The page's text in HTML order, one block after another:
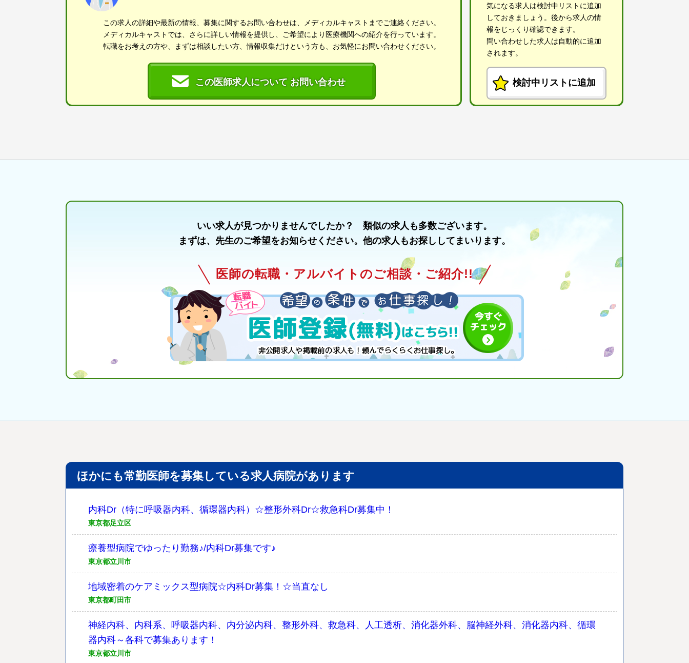
この求人の詳細や最新の情報、募集に関するお問い合わせは、メディカルキャストまでご連絡ください。
メディカルキャストでは、さらに詳しい情報を提供し、ご希望により医療機関への紹介を行っています。
転職をお考えの方や、まずは相談したい方、情報収集だけという方も、お気軽にお問い合わせください。
この医師求人について お問い合わせ
気になる求人は検討中リストに追加
しておきましょう。後から求人の情
報をじっくり確認できます。
問い合わせした求人は自動的に追加
されます。
検討中リストに追加
いい求人が見つかりませんでしたか？ 類似の求人も多数ございます。
まずは、先生のご希望をお知らせください。他の求人もお探ししてまいります。
医師の転職・アルバイトのご相談・ご紹介!!
ほかにも常勤医師を募集している求人病院があります
内科Dr（特に呼吸器内科、循環器内科）☆整形外科Dr☆救急科Dr募集中！
東京都足立区
療養型病院でゆったり勤務♪/内科Dr募集です♪
東京都立川市
地域密着のケアミックス型病院☆内科Dr募集！☆当直なし
東京都町田市
神経内科、内科系、呼吸器内科、内分泌内科、整形外科、救急科、人工透析、消化器外科、脳神経外科、消化器内科、循環
器内科～各科で募集あります！
東京都立川市